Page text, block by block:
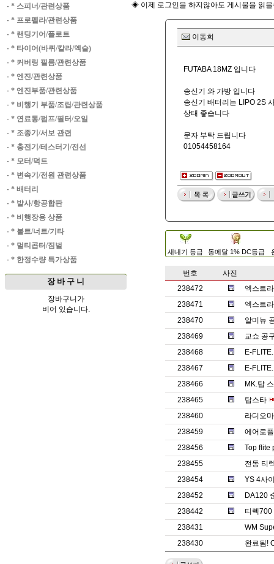
· * 스피너/관련상품
· * 프로펠라/관련상품
· * 랜딩기어/플로트
· * 타이어(바퀴/칼라/엑슬)
· * 커버링 필름/관련상품
· * 엔진/관련상품
· * 엔진부품/관련상품
· * 비행기 부품/조립/관련상품
· * 연료통/펌프/필터/오일
· * 조종기/서보 관련
· * 충전기/테스터기/전선
· * 모터/덕트
· * 변속기/전원 관련상품
· * 배터리
· * 발사/항공합판
· * 비행장용 상품
· * 볼트/너트/기타
· * 멀티콥터/짐벌
· * 한정수량 특가상품
장 바 구 니
장바구니가
비어 있습니다.
◈ 이제 로그인을 하지않아도 게시물을 읽
이동희
FUTABA 18MZ 입니다
송신기 와 가방 입니다
송신기 배터리는 LIPO 2S
상태 좋습니다
문자 부탁 드립니다
01054458164
새내기 등급 동메달 1% DC등급
번호
사진
238472
엑스트
238471
엑스트라
238470
알미뉴
238469
교쇼 공
238468
E-
238467
E-FLITE.
238466
MK.탑
238465
탑스타
238460
라디오
238459
에어로
238456
Top flite
238455
전동 티
238454
YS 4사
238452
DA120
238442
티렉700
238431
WM
238430
완료됨!